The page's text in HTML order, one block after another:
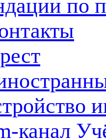
по
канал